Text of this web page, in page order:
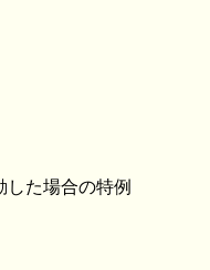
した場合の特例